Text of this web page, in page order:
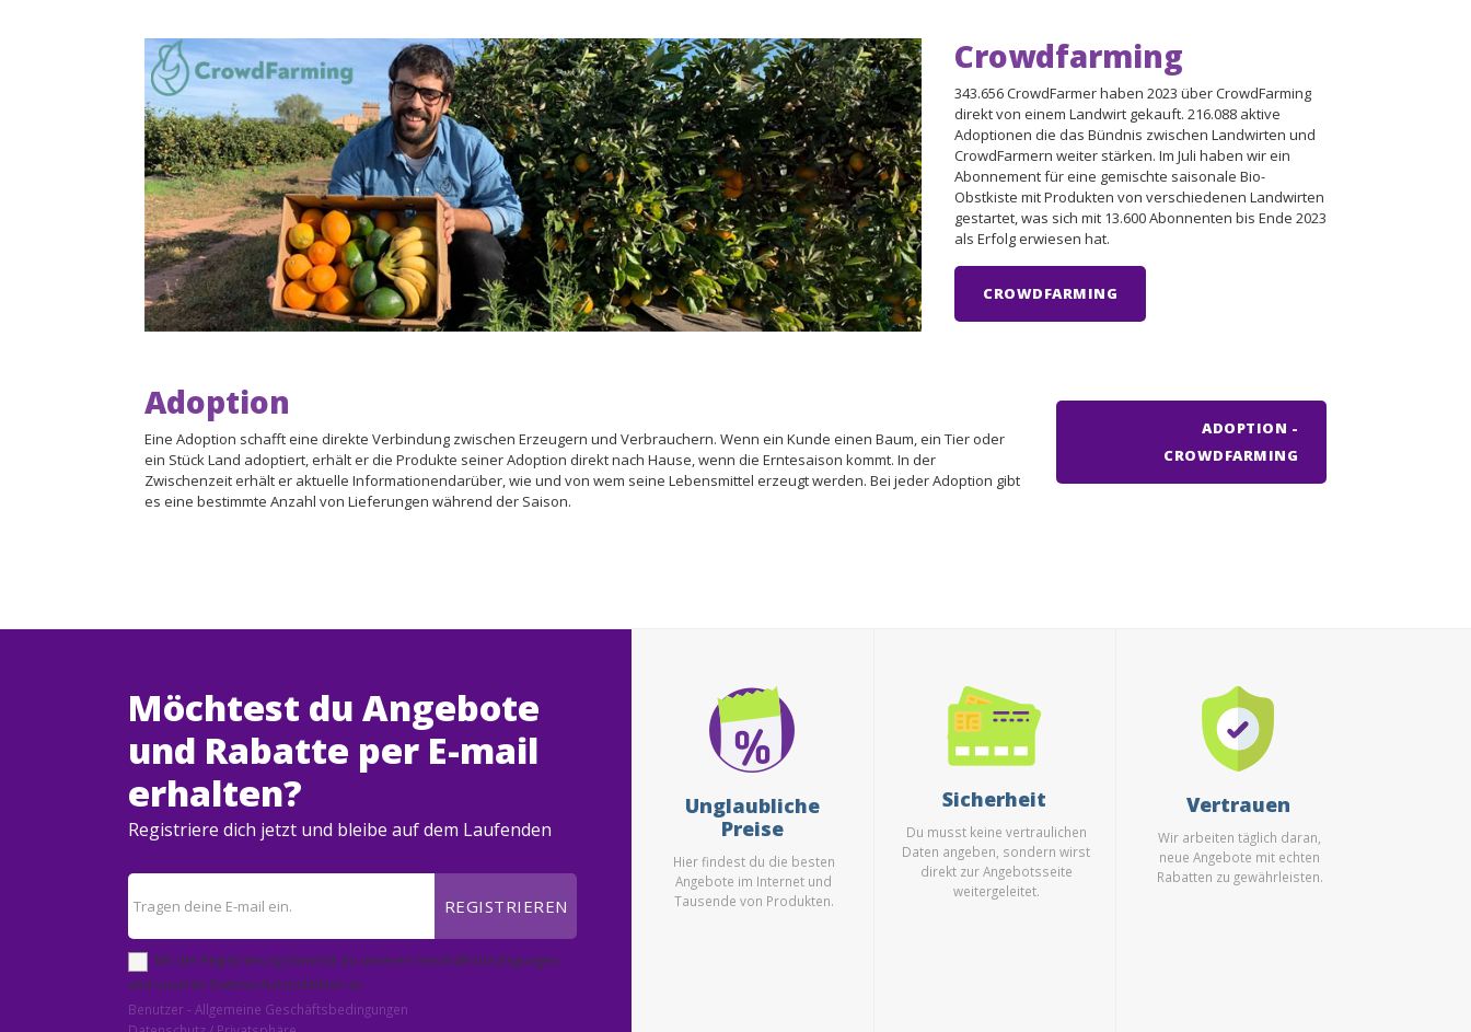
Crowdfarming
343.656 CrowdFarmer haben 2023 über CrowdFarming
direkt von einem Landwirt gekauft. 216.088 aktive
Adoptionen die das Bündnis zwischen Landwirten und
CrowdFarmern weiter stärken. Im Juli haben wir ein
Abonnement für eine gemischte saisonale Bio-
Obstkiste mit Produkten von verschiedenen Landwirten
gestartet, was sich mit 13.600 Abonnenten bis Ende 2023
als Erfolg erwiesen hat.
CROWDFARMING
Adoption
Eine Adoption schafft eine direkte Verbindung zwischen Erzeugern und Verbrauchern. Wenn ein Kunde einen Baum, ein Tier oder
ein Stück Land adoptiert, erhält er die Produkte seiner Adoption direkt nach Hause, wenn die Erntesaison kommt. In der
Zwischenzeit erhält er aktuelle Informationendarüber, wie und von wem seine Lebensmittel erzeugt werden. Bei jeder Adoption gibt
es eine bestimmte Anzahl von Lieferungen während der Saison.
ADOPTION -
CROWDFARMING
Möchtest du Angebote
und Rabatte per E-mail
erhalten?
Registriere dich jetzt und bleibe auf dem Laufenden
REGISTRIEREN
Mit der Registrierung stimmst du unseren Geschäftsbedingungen
und unseren Datenschutzrichtlinen zu
Benutzer - Allgemeine Geschäftsbedingungen
Unglaubliche
Preise
Hier findest du die besten
Angebote im Internet und
Tausende von Produkten.
Sicherheit
Du musst keine vertraulichen
Daten angeben, sondern wirst
direkt zur Angebotsseite
weitergeleitet.
Vertrauen
Wir arbeiten täglich daran,
neue Angebote mit echten
Rabatten zu gewährleisten.